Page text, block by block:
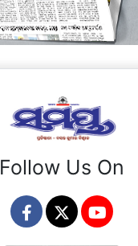
Follow Us On